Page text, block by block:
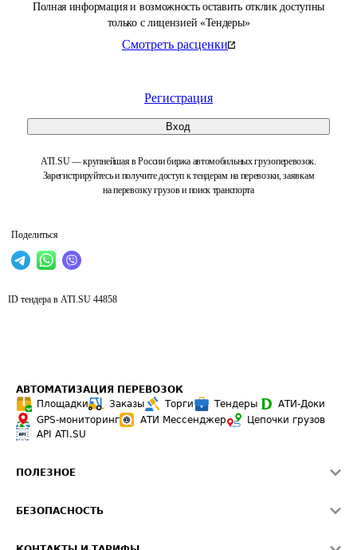
Полная информация и возможность оставить отклик доступны
только с лицензией «Тендеры»
Смотреть расценки
Регистрация
Вход
ATI.SU — крупнейшая в России биржа автомобильных грузоперевозок.
Зарегистрируйтесь и получите доступ к тендерам на перевозки, заявкам
на перевозку грузов и поиск транспорта
Поделиться
ID тендера в ATI.SU 44858
АВТОМАТИЗАЦИЯ ПЕРЕВОЗОК
Площадки
Заказы Торги Тендеры
АТИ-Доки
GPS-мониторинг
АТИ Мессенджер
Цепочки грузов
API ATI.SU
ПОЛЕЗНОЕ
Звезды ATI.SU на вашем сайте
БЕЗОПАСНОСТЬ